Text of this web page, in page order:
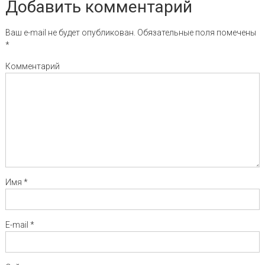
Добавить комментарий
Ваш e-mail не будет опубликован. Обязательные поля помечены
*
Комментарий
Имя *
E-mail *